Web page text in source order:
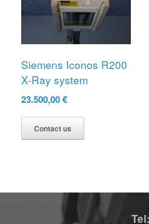
Siemens Iconos R200
X-Ray system
23.500,00€
Contact us
Tel: